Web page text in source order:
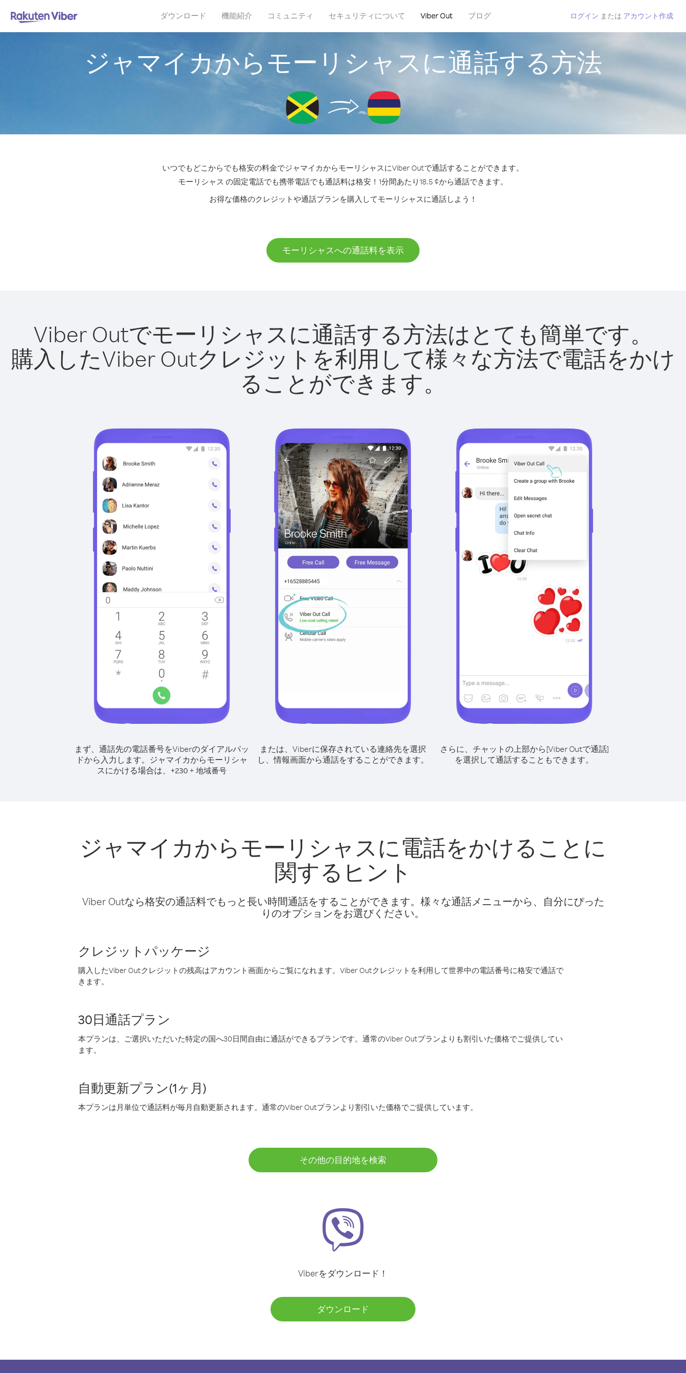
ダウンロード 機能紹介 コミュニティ セキュリティについて Viber Out ブログ ログイン または アカウント作成
ジャマイカからモーリシャスに通話する方法
いつでもどこからでも格安の料金でジャマイカからモーリシャスにViber Outで通話することができます。
モーリシャス の固定電話でも携帯電話でも通話料は格安！1分間あたり18.5 ¢から通話できます。
お得な価格のクレジットや通話プランを購入してモーリシャスに通話しよう！
モーリシャスへの通話料を表示
Viber Outでモーリシャスに通話する方法はとても簡単です。
購入したViber Outクレジットを利用して様々な方法で電話をかけ
ることができます。
まず、通話先の電話番号をViberのダイアルパッ
ドから入力します。 ジャマイカからモーリシャ
スにかける場合は、 +230 + 地域番号
または、Viberに保存されている連絡先を選択
し、情報画面から通話をすることができます。
さらに、チャットの上部から[Viber Outで通話]
を選択して通話することもできます。
ジャマイカからモーリシャスに電話をかけることに
関するヒント
Viber Outなら格安の通話料でもっと長い時間通話をすることができます。様々な通話メニューから、自分にぴった
りのオプションをお選びください。
クレジットパッケージ
購入したViber Outクレジットの残高はアカウント画面からご覧になれます。Viber Outクレジットを利用して世界中の電話番号に格安で通話で
きます。
30日通話プラン
本プランは、ご選択いただいた特定の国へ30日間自由に通話ができるプランです。通常のViber Outプランよりも割引いた価格でご提供してい
ます。
自動更新プラン(1ヶ月)
本プランは月単位で通話料が毎月自動更新されます。通常のViber Outプランより割引いた価格でご提供しています。
その他の目的地を検索
Viberをダウンロード！
ダウンロード